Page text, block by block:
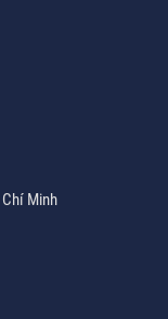
Minh